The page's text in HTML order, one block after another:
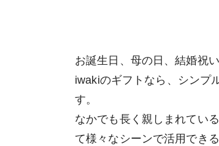
お誕生日、母の日、結婚祝
iwakiのギフトなら、シンプ
す。
なかでも長く親しまれてい
て様々なシーンで活用でき